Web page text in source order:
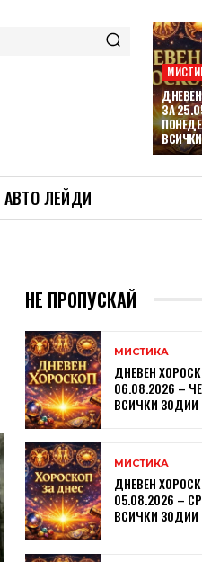
ЗА
АВТО ЛЕЙДИ
НЕ ПРОПУСКАЙ
МИСТИКА
ДНЕВЕН
06.08.2026 –
ВСИЧКИ ЗОДИИ
МИСТИКА
ДНЕВЕН
05.08.2026 –
ВСИЧКИ ЗОДИИ